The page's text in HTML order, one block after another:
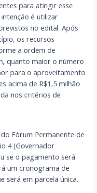
para atingir esse
é utilizar
no edital. Após
os recursos
a ordem de
quanto maior o número
para o aproveitamento
acima de R$1,5 milhão
nos critérios de
Fórum Permanente de
4 (Governador
se o pagamento será
um cronograma de
será em parcela única.